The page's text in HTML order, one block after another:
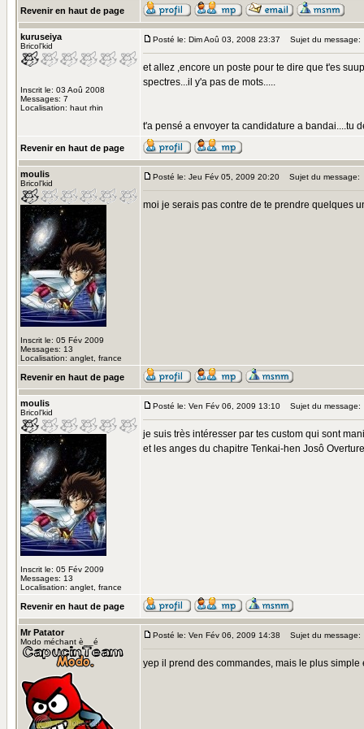
Revenir en haut de page
kuruseiya
Bricol'kid
Inscrit le: 03 Aoû 2008
Messages: 7
Localisation: haut rhin
Posté le: Dim Aoû 03, 2008 23:37 Sujet du message:
et allez ,encore un poste pour te dire que t'es
spectres...il y'a pas de mots.....
t'a pensé a envoyer ta candidature a bandai....tu
Revenir en haut de page
moulis
Bricol'kid
Inscrit le: 05 Fév 2009
Messages: 13
Localisation: anglet, france
Posté le: Jeu Fév 05, 2009 20:20 Sujet du message:
moi je serais pas contre de te prendre quelques
Revenir en haut de page
moulis
Bricol'kid
Inscrit le: 05 Fév 2009
Messages: 13
Localisation: anglet, france
Posté le: Ven Fév 06, 2009 13:10 Sujet du message:
je suis très intéresser par tes custom qui sont
et les anges du chapitre Tenkai-hen Josô
Revenir en haut de page
Mr Patator
Modo méchant è__é
Posté le: Ven Fév 06, 2009 14:38 Sujet du message:
yep il prend des commandes, mais le plus